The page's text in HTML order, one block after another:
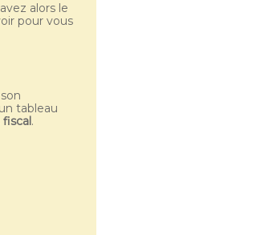
alors le
pour vous
tableau
.